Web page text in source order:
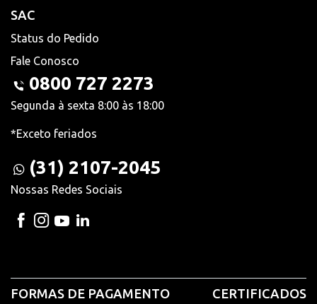
SAC
Status do Pedido
Fale Conosco
0800 727 2273
Segunda à sexta 8:00 às 18:00
*Exceto feriados
(31) 2107-2045
Nossas Redes Sociais
FORMAS DE PAGAMENTO CERTIFICADOS